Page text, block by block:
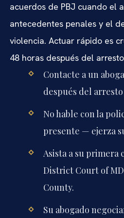
acuerdos de PBJ cuando el
antecedentes penales y el
violencia. Actuar rápido es
48 horas después del
Contacte a un
después del
No hable con la
presente — ejerza
Asista a su primera
District Court of
County.
Su abogado